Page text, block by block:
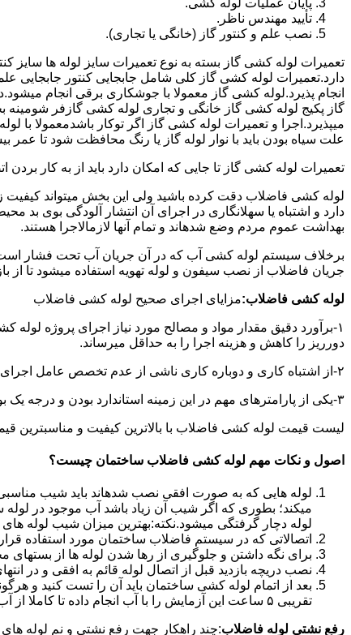
تأیید مهندس ناظر.
نصب علم و کنتور گاز (خانگی یا تجاری).
تعمیرات لوله کشی گاز بسته به نوع تعمیرات سایز لوله ها سایز
دارد.تعمیرات لوله کشی گاز کلی شامل جابجایی کنتور جابجایی
انجام پذیرد.لوله کشی گاز معمولا با جوشکاری برقی انجام
گاز پکیج لوله کشی گاز خانگی و تجاری لوله کشی گازفر
میپذیرد.اجرا و تعمیرات لوله کشی گاز اگر توکار باشدمعمولا با
علت سیاه بودن باید با نوار لوله گاز یا رنگ محافظت شود تا عمر
تعمیرات لوله کشی گاز تا جایی که امکان دارد باید از به کار
لوله کشی فاضلاب دقت کرده باشید ولی این بخش میتواند کیفیت
دارد و اشتباه یا سهلانگاری در اجرای آن انتشار آلودگی بوی
بهداشت عموم مردم وضع شدهاند و تمام آنها لازمالاجرا هستند.
برخلاف سیستم لوله کشی آب که در آن جریان آب تحت فشار
جریان فاضلاب از نصب سیفون و لوله تهویه استفاده میشود تا
لوله کشی فاضلاب:مزایای اجرای صحیح لوله کشی فاضلاب
۱-برآورد دقیق مقدار مواد و مصالح مورد نیاز اجرای پروژه
دورریز را کاهش و هزینه اجرا را به حداقل میرساند.
۲-از اشتباه کاری و دوباره کاری ناشی از عدم تخصص عامل اجرای سیستم فاضلاب جلوگیری میشود.
۳-یکی از پارامترهای مهم در این زمینه استاندارد بودن و درجه یک بودن لوازم تاسیسات بهداشتی است که افزایش طول عمر سیستم فاضلاب را در پی خواهد داشت.
لیست قیمت لوله کشی فاضلاب با بالاترین کیفیت و مناسبترین قیمت به صورت 24
اصول و نکات مهم لوله کشی فاضلاب ساختمان چیست؟
لوله هایی که به صورت افقی نصب شدهاند باید شیب
میکند؛ بطوری که اگر شیب آن زیاد باشد آب موجود در
لوله دچار گرفتگی میشود.نکته:بهترین میزان شیب لوله های افقی «۲
اتصالاتی که در سیستم فاضلاب ساختمان مورد استفاده قرار میگیرد
برای نگه داشتن و جلوگیری از رها شدن لوله ها از
نصب دریچه بازدید قبل از اتصال لوله قائم به افقی و در
بعد از اتمام لوله کشی ساختمان باید آن را تست کنید و
تقریبی ۵ ساعت این آزمایش را با آب انجام داده تا کاملا از آب بندی شدن سیستم فاضلاب اطمینان حاصل شود..
رفع نشتی لوله فاضلاب:چند راهکار جهت رفع نشتی و نم لوله